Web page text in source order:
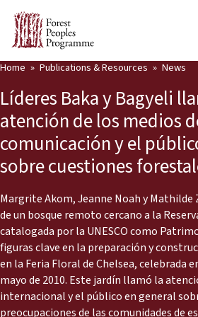
Who we are
Press Room
Support Us
Our Work
Community Voices
Partners & Countries
Latest News
Publications & Resources
Publications & Resources
News
Home Publications & Resources News
Líderes Baka y Bagyeli
atención de los medios
comunicación y el
sobre cuestiones
Margrite Akom, Jeanne Noah y Mathilde
de un bosque remoto cercano a la
catalogada por la UNESCO como
figuras clave en la preparación y
en la Feria Floral de Chelsea, celebrada
mayo de 2010. Este jardín llamó la
internacional y el público en general
preocupaciones de las comunidades de